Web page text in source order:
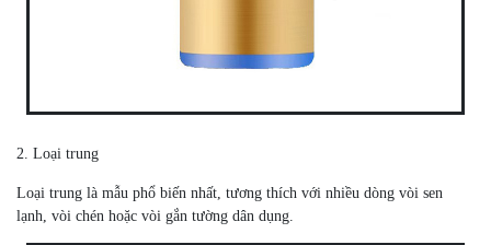
2. Loại trung
Loại trung là mẫu phổ biến nhất, tương thích với nhiều dòng vòi sen
lạnh, vòi chén hoặc vòi gắn tường dân dụng.